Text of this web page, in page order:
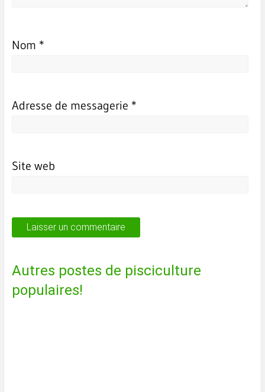
Nom *
Adresse de messagerie *
Site web
Autres postes de pisciculture
populaires!